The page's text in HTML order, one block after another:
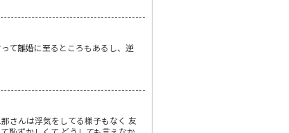
て離婚に至るところもあるし、逆
さんは浮気をしてる様子もなく 友